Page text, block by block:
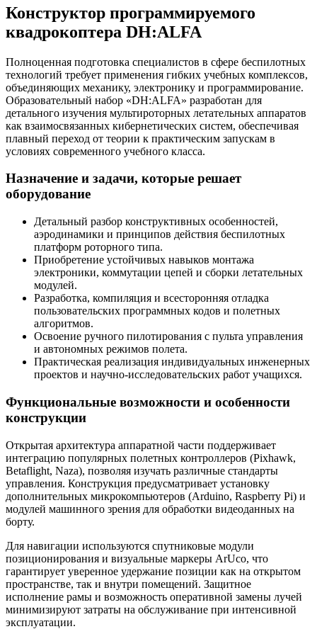
Конструктор программируемого
квадрокоптера DH:ALFA
Полноценная подготовка специалистов в сфере беспилотных
технологий требует применения гибких учебных комплексов,
объединяющих механику, электронику и программирование.
Образовательный набор «DH:ALFA» разработан для
детального изучения мультироторных летательных аппаратов
как взаимосвязанных кибернетических систем, обеспечивая
плавный переход от теории к практическим запускам в
условиях современного учебного класса.
Назначение и задачи, которые решает
оборудование
Детальный разбор конструктивных особенностей,
аэродинамики и принципов действия беспилотных
платформ роторного типа.
Приобретение устойчивых навыков монтажа
электроники, коммутации цепей и сборки летательных
модулей.
Разработка, компиляция и всесторонняя отладка
пользовательских программных кодов и полетных
алгоритмов.
Освоение ручного пилотирования с пульта управления
и автономных режимов полета.
Практическая реализация индивидуальных инженерных
проектов и научно-исследовательских работ учащихся.
Функциональные возможности и особенности
конструкции
Открытая архитектура аппаратной части поддерживает
интеграцию популярных полетных контроллеров (Pixhawk,
Betaflight, Naza), позволяя изучать различные стандарты
управления. Конструкция предусматривает установку
дополнительных микрокомпьютеров (Arduino, Raspberry Pi) и
модулей машинного зрения для обработки видеоданных на
борту.
Для навигации используются спутниковые модули
позиционирования и визуальные маркеры ArUco, что
гарантирует уверенное удержание позиции как на открытом
пространстве, так и внутри помещений. Защитное
исполнение рамы и возможность оперативной замены лучей
минимизируют затраты на обслуживание при интенсивной
эксплуатации.